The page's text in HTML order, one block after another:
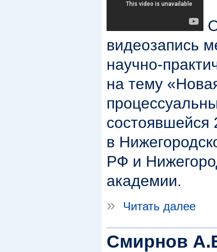
видеозапись
научно-
на тему
состоявшейся
в
РФ и
академии.
»
Читать далее
Смирнов